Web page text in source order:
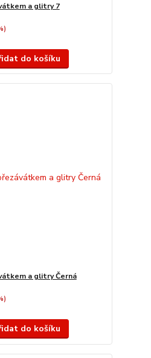
a glitry 7
do košíku
a glitry Černá
do košíku